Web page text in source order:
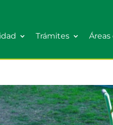
Trámites